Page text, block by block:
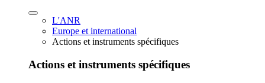
L'ANR
Europe et international
Actions et instruments spécifiques
Actions et instruments spécifiques